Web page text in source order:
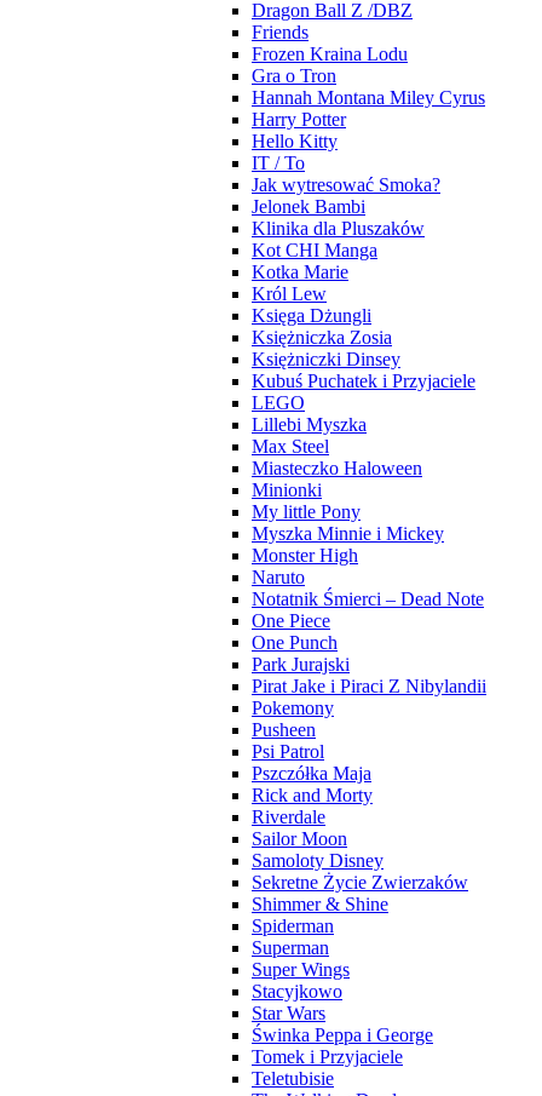
Dragon Ball Z /DBZ
Friends
Frozen Kraina Lodu
Gra o Tron
Hannah Montana Miley Cyrus
Harry Potter
Hello Kitty
IT / To
Jak wytresować Smoka?
Jelonek Bambi
Klinika dla Pluszaków
Kot CHI Manga
Kotka Marie
Król Lew
Księga Dżungli
Księżniczka Zosia
Księżniczki Dinsey
Kubuś Puchatek i Przyjaciele
LEGO
Lillebi Myszka
Max Steel
Miasteczko Haloween
Minionki
My little Pony
Myszka Minnie i Mickey
Monster High
Naruto
Notatnik Śmierci – Dead Note
One Piece
One Punch
Park Jurajski
Pirat Jake i Piraci Z Nibylandii
Pokemony
Pusheen
Psi Patrol
Pszczółka Maja
Rick and Morty
Riverdale
Sailor Moon
Samoloty Disney
Sekretne Życie Zwierzaków
Shimmer & Shine
Spiderman
Superman
Super Wings
Stacyjkowo
Star Wars
Świnka Peppa i George
Tomek i Przyjaciele
Teletubisie